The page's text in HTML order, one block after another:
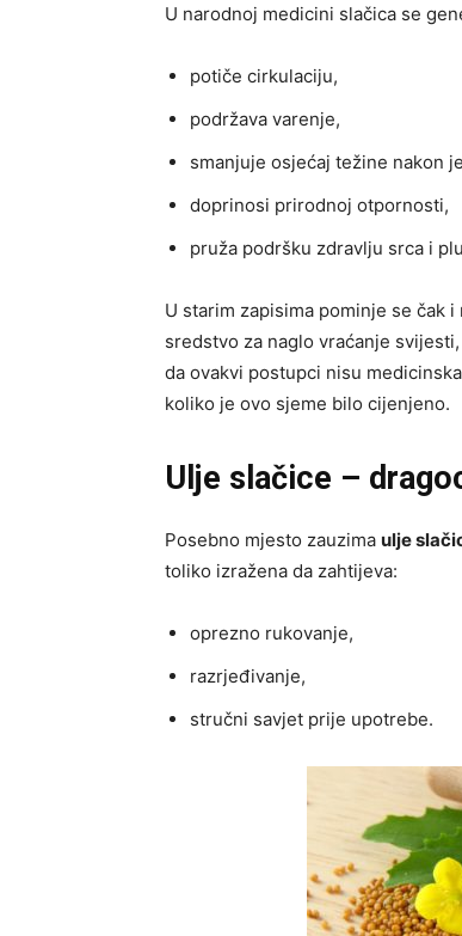
U narodnoj medicini slačica se
potiče cirkulaciju,
podržava varenje,
smanjuje osjećaj težine nakon
doprinosi prirodnoj otpornosti,
pruža podršku zdravlju srca i
U starim zapisima pominje se čak
sredstvo za naglo vraćanje
da ovakvi postupci nisu
koliko je ovo sjeme bilo cijenjeno.
Ulje slačice –
Posebno mjesto zauzima ulje
toliko izražena da zahtijeva:
oprezno rukovanje,
razrjeđivanje,
stručni savjet prije upotrebe.